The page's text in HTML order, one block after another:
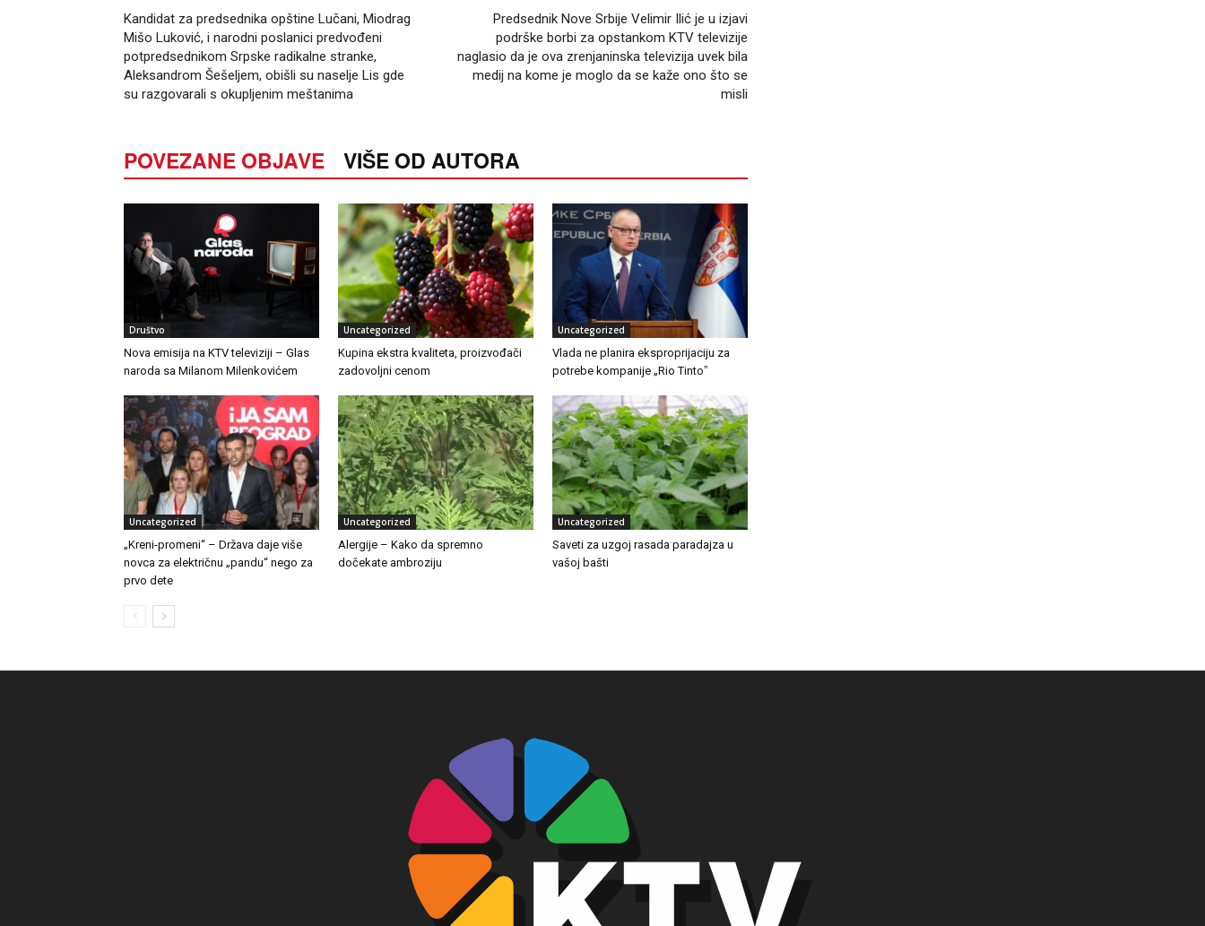
Kandidat za predsednika opštine Lučani, Miodrag
Mišo Luković, i narodni poslanici predvođeni
potpredsednikom Srpske radikalne stranke,
Aleksandrom Šešeljem, obišli su naselje Lis gde
su razgovarali s okupljenim meštanima
Predsednik Nove Srbije Velimir Ilić je u izjavi
podrške borbi za opstankom KTV televizije
naglasio da je ova zrenjaninska televizija uvek bila
medij na kome je moglo da se kaže ono što se
misli
POVEZANE OBJAVE VIŠE OD AUTORA
Društvo
Nova emisija na KTV televiziji – Glas
naroda sa Milanom Milenkovićem
Uncategorized
Kupina ekstra kvaliteta, proizvođači
zadovoljni cenom
Uncategorized
Vlada ne planira eksproprijaciju za
potrebe kompanije „Rio Tintoˮ
Uncategorized
„Kreni-promeni“ – Država daje više
novca za električnu „pandu“ nego za
prvo dete
Uncategorized
Alergije – Kako da spremno
dočekate ambroziju
Uncategorized
Saveti za uzgoj rasada paradajza u
vašoj bašti